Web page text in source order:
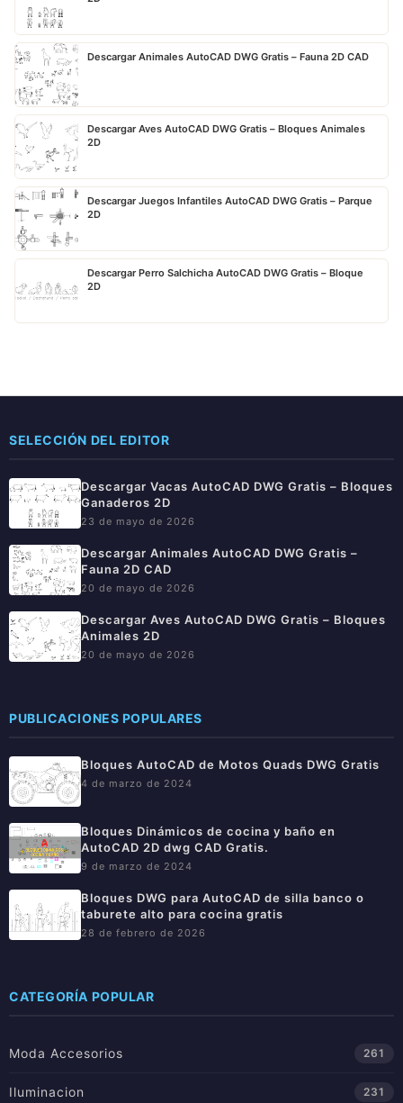
Descargar Animales AutoCAD DWG Gratis – Fauna 2D CAD
Descargar Aves AutoCAD DWG Gratis – Bloques Animales
2D
Descargar Juegos Infantiles AutoCAD DWG Gratis – Parque
2D
Descargar Perro Salchicha AutoCAD DWG Gratis – Bloque
2D
SELECCIÓN DEL EDITOR
Descargar Vacas AutoCAD DWG Gratis – Bloques
Ganaderos 2D
23 de mayo de 2026
Descargar Animales AutoCAD DWG Gratis –
Fauna 2D CAD
20 de mayo de 2026
Descargar Aves AutoCAD DWG Gratis – Bloques
Animales 2D
20 de mayo de 2026
PUBLICACIONES POPULARES
Bloques AutoCAD de Motos Quads DWG Gratis
4 de marzo de 2024
Bloques Dinámicos de cocina y baño en
AutoCAD 2D dwg CAD Gratis.
9 de marzo de 2024
Bloques DWG para AutoCAD de silla banco o
taburete alto para cocina gratis
28 de febrero de 2026
CATEGORÍA POPULAR
Moda Accesorios 261
Iluminacion 231